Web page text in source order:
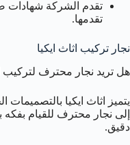
تقدم الشركة شهادات
تقدمها.
نجار تركيب اثاث ايكيا
هل تريد نجار محترف لتركيب
يتميز اثاث ايكيا بالتصميمات
إلى نجار محترف للقيام
دقيق.